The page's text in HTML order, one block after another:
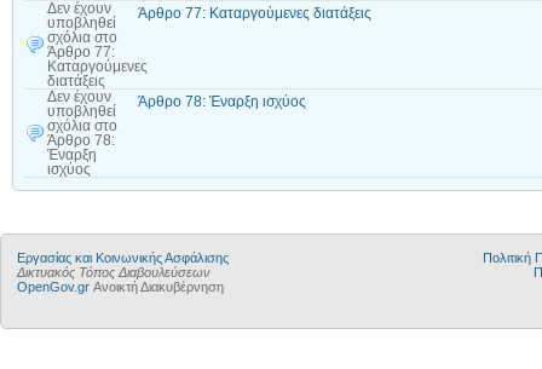
Δεν έχουν
υποβληθεί
σχόλια στο
Άρθρο 77:
Καταργούμενες
διατάξεις
Άρθρο 77: Καταργούμενες διατάξεις
Δεν έχουν
υποβληθεί
σχόλια στο
Άρθρο 78:
Έναρξη
ισχύος
Άρθρο 78: Έναρξη ισχύος
Εργασίας και Κοινωνικής Ασφάλισης
Δικτυακός Τόπος Διαβουλεύσεων
OpenGov.gr Ανοικτή Διακυβέρνηση